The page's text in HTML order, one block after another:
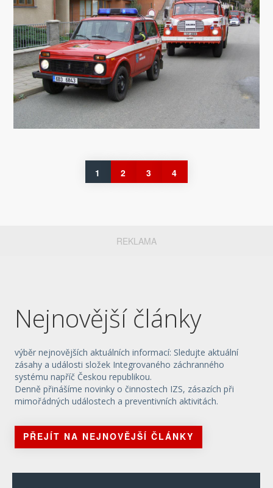
1 2 3 4
REKLAMA
Nejnovější články
výběr nejnovějších aktuálních informací: Sledujte aktuální
zásahy a události složek Integrovaného záchranného
systému napříč Českou republikou.
Denně přinášíme novinky o činnostech IZS, zásazích při
mimořádných událostech a preventivních aktivitách.
PŘEJÍT NA NEJNOVĚJŠÍ ČLÁNKY